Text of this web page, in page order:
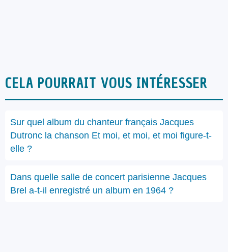
CELA POURRAIT VOUS INTÉRESSER
Sur quel album du chanteur français Jacques
Dutronc la chanson Et moi, et moi, et moi figure-t-
elle ?
Dans quelle salle de concert parisienne Jacques
Brel a-t-il enregistré un album en 1964 ?